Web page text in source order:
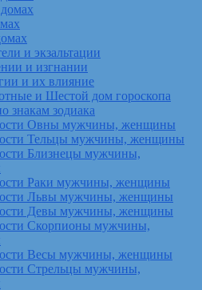
и экзальтации
и изгнании
и их влияние
и Шестой дом гороскопа
знакам зодиака
Овны мужчины, женщины
Тельцы мужчины, женщины
Близнецы мужчины,
Раки мужчины, женщины
Львы мужчины, женщины
Девы мужчины, женщины
Скорпионы мужчины,
Весы мужчины, женщины
Стрельцы мужчины,